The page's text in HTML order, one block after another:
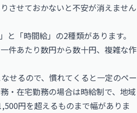
させておかないと不安が消えません
「時間給」の2種類があります。
件あたり数円から数十円、複雑な作
せるので、慣れてくると一定のペー
・在宅勤務の場合は時給制で、地域
円を超えるものまで幅がありま